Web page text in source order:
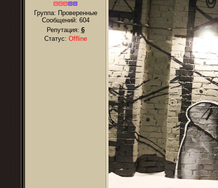
Группа: Проверенные
Сообщений: 604
Репутация: 6
Статус: Offline